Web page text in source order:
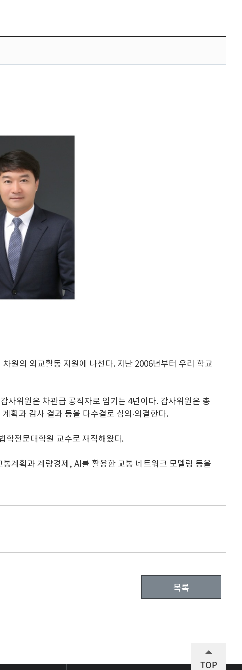
원의 외교활동 지원에 나선다. 지난 2006년부터 우리 학교
사위원은 차관급 공직자로 임기는 4년이다. 감사위원은 총
획과 감사 결과 등을 다수결로 심의·의결한다.
학전문대학원 교수로 재직해왔다.
계획과 계량경제, AI를 활용한 교통 네트워크 모델링 등을
목록
TOP